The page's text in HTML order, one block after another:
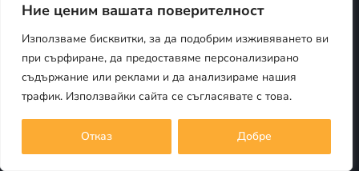
Ние ценим вашата поверителност
Използваме бисквитки, за да подобрим изживяването ви
при сърфиране, да предоставяме персонализирано
съдържание или реклами и да анализираме нашия
трафик. Използвайки сайта се съгласявате с това.
Отказ Добре
загуби или щети, произтичащи от използването на
информацията, публикувана на този уебсайт.
Ако тази статия ви е харесала, но искате да
се запознаете с още материали от света на
Биткойн и криптовалутите, не се колебайте
да посетите страницата „Крипто знание" или